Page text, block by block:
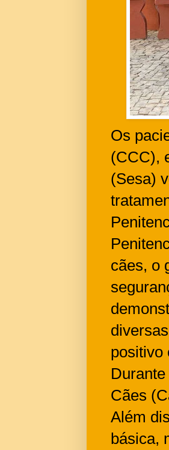
Os
(CCC),
(Sesa)
cães, o
positivo
Cães
Além
básica,